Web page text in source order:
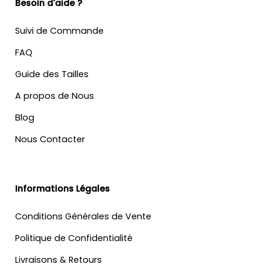
Besoin d'aide ?
Suivi de Commande
FAQ
Guide des Tailles
A propos de Nous
Blog
Nous Contacter
Informations Légales
Conditions Générales de Vente
Politique de Confidentialité
Livraisons & Retours